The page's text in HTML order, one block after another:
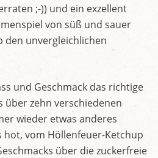
;-)) und ein exzellent
von süß und sauer
den unvergleichlichen
und Geschmack das richtige
über zehn verschiedenen
wieder etwas anderes
vom Höllenfeuer-Ketchup
über die zuckerfreie